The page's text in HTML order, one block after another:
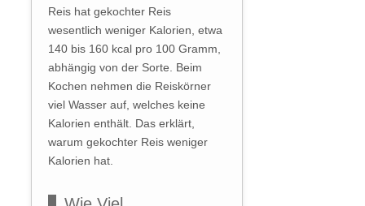
Reis hat gekochter Reis
wesentlich weniger Kalorien, etwa
140 bis 160 kcal pro 100 Gramm,
abhängig von der Sorte. Beim
Kochen nehmen die Reiskörner
viel Wasser auf, welches keine
Kalorien enthält. Das erklärt,
warum gekochter Reis weniger
Kalorien hat.